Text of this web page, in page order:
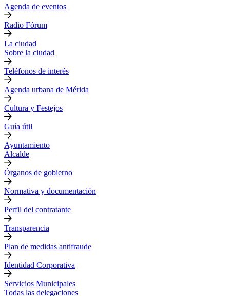
Agenda de eventos
Radio Fórum
La ciudad
Sobre la ciudad
Teléfonos de interés
Agenda urbana de Mérida
Cultura y Festejos
Guía útil
Ayuntamiento
Alcalde
Órganos de gobierno
Normativa y documentación
Perfil del contratante
Transparencia
Plan de medidas antifraude
Identidad Corporativa
Servicios Municipales
Todas las delegaciones